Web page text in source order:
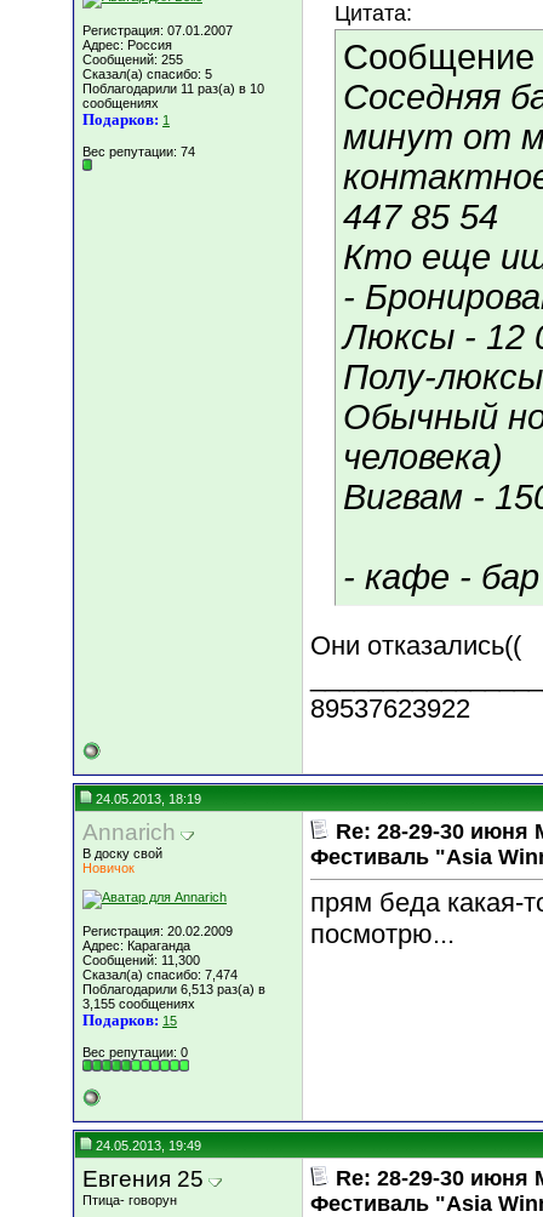
Регистрация: 07.01.2007
Адрес: Россия
Сообщений: 255
Сказал(а) спасибо: 5
Поблагодарили 11 раз(а) в 10
сообщениях
Подарков: 1
Вес репутации: 74
Цитата:
Сообщение
Соседняя
минут от
447 85 54
Кто еще
-
Люксы - 12
Полу-
Обычный
человека)
Вигвам -
- кафе - бар
Они отказались((
89537623922
24.05.2013, 18:19
Annarich
В доску свой
Новичок
Регистрация: 20.02.2009
Адрес: Караганда
Сообщений: 11,300
Сказал(а) спасибо: 7,474
Поблагодарили 6,513 раз(а) в
3,155 сообщениях
Подарков: 15
Вес репутации: 0
Re: 28-29-30 июня
Фестиваль "Asia
прям беда какая-
посмотрю...
24.05.2013, 19:49
Евгения 25
Птица- говорун
Re: 28-29-30 июня
Фестиваль "Asia